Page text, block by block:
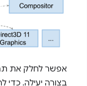
אפשר לחלק את